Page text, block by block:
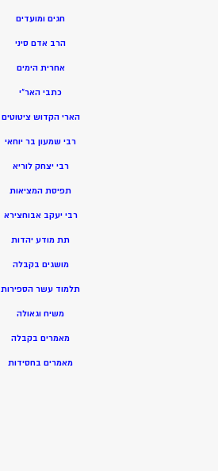
חגים ומועדים
הרב אדם סיני
אחרית הימים
כתבי האר”י
הארי הקדוש ציטוטים
רבי שמעון בר יוחאי
רבי יצחק לוריא
תפיסת המציאות
רבי יעקב אבוחצירא
תת מודע יהדות
מושגים בקבלה
תלמוד עשר הספירות
משיח וגאולה
מאמרים בקבלה
מאמרים בחסידות